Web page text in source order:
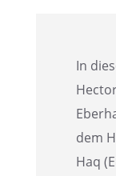
In
dem
Haq